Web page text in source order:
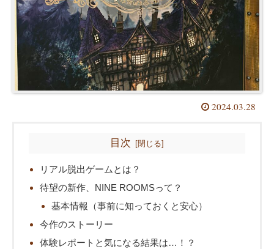
2024.03.28
目次
リアル脱出ゲームとは？
待望の新作、NINE ROOMSって？
基本情報（事前に知っておくと安心）
今作のストーリー
体験レポートと気になる結果は…！？